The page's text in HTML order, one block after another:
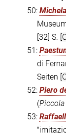
50:
[32] S.
51:
di
Seiten
52: Piero
(
53: